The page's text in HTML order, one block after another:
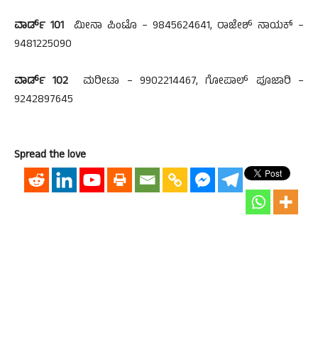
ವಾಡ್೯ 101 ಮೀನಾ ಪಿಂಟೊ – 9845624641, ರಾಜೇಶ್ ನಾಯಕ್ –
9481225090
ವಾಡ್೯ 102 ಮರೀಟಾ – 9902214467, ಗೋಪಾಲ್ ಪೂಜಾರಿ –
9242897645
Spread the love